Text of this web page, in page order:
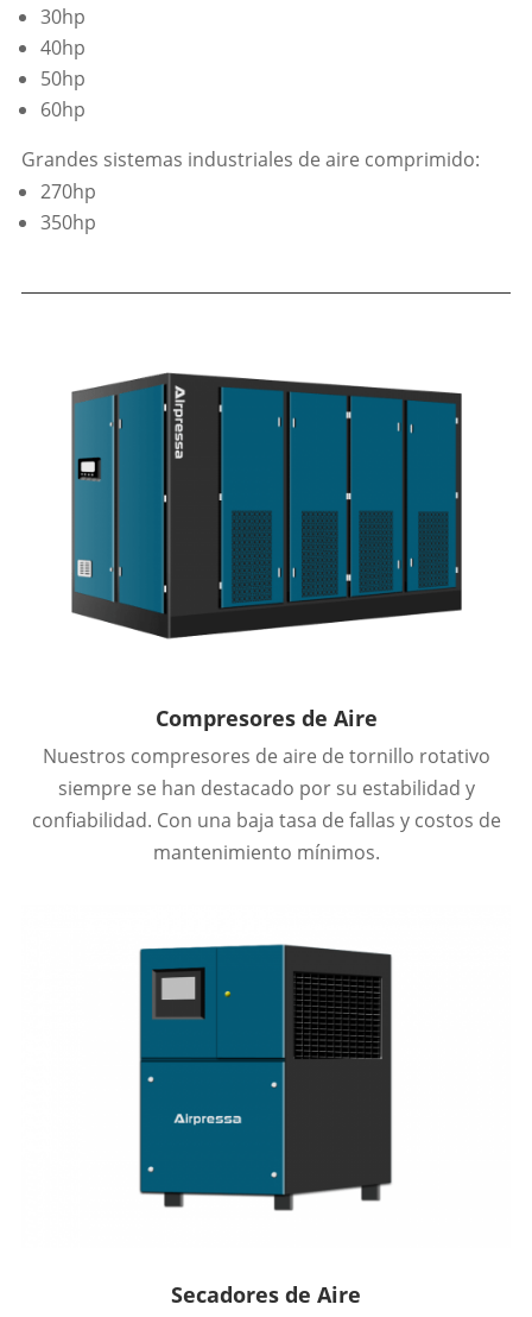
30hp
40hp
50hp
60hp
Grandes sistemas industriales de aire comprimido:
270hp
350hp
Compresores de Aire
Nuestros compresores de aire de tornillo rotativo
siempre se han destacado por su estabilidad y
confiabilidad. Con una baja tasa de fallas y costos de
mantenimiento mínimos.
Secadores de Aire